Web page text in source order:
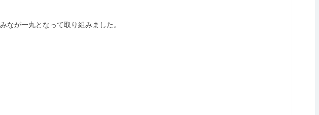
なが一丸となって取り組みました。